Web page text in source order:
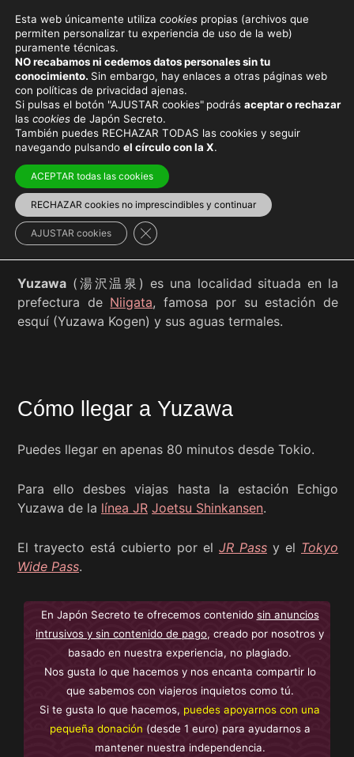
YUZAWA
Viaja con el mejor seguro y
Región de Chūbu > Niigata
Yuzawa (湯沢温泉) es una localidad situada en la
prefectura de Niigata, famosa por su estación de
esquí (Yuzawa Kogen) y sus aguas termales.
Cómo llegar a Yuzawa
Puedes llegar en apenas 80 minutos desde Tokio.
Para ello desbes viajas hasta la estación Echigo
Yuzawa de la línea JR Joetsu Shinkansen.
El trayecto está cubierto por el JR Pass y el Tokyo
Wide Pass.
En Japón Secreto te ofrecemos contenido sin anuncios
intrusivos y sin contenido de pago, creado por nosotros y
basado en nuestra experiencia, no plagiado.
Nos gusta lo que hacemos y nos encanta compartir lo
que sabemos con viajeros inquietos como tú.
Si te gusta lo que hacemos, puedes apoyarnos con una
pequeña donación (desde 1 euro) para ayudarnos a
mantener nuestra independencia.
Esta web únicamente utiliza cookies propias (archivos que
permiten personalizar tu experiencia de uso de la web)
puramente técnicas.
NO recabamos ni cedemos datos personales sin tu
conocimiento. Sin embargo, hay enlaces a otras páginas web
con políticas de privacidad ajenas.
Si pulsas el botón "AJUSTAR cookies" podrás aceptar o rechazar
las cookies de Japón Secreto.
También puedes RECHAZAR TODAS las cookies y seguir
navegando pulsando el círculo con la X.
ACEPTAR todas las cookies
RECHAZAR cookies no imprescindibles y continuar
AJUSTAR cookies Cerrar el banner de cookies RGPD